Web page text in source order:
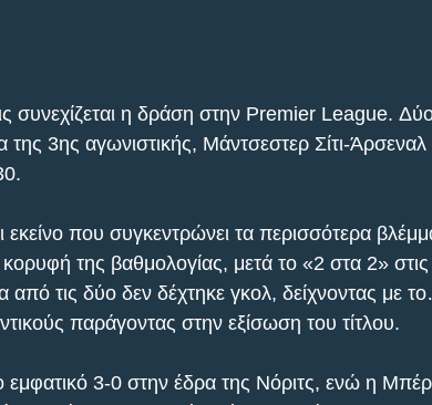
συνεχίζεται η δράση στην Premier League.
3ης αγωνιστικής, Μάντσεστερ Σίτι-Άρσεναλ
εκείνο που συγκεντρώνει τα περισσότερα
κορυφή της βαθμολογίας, μετά το «2 στα 2»
από τις δύο δεν δέχτηκε γκολ, δείχνοντας με
παράγοντας στην εξίσωση του τίτλου.
εμφατικό 3-0 στην έδρα της Νόριτς, ενώ η